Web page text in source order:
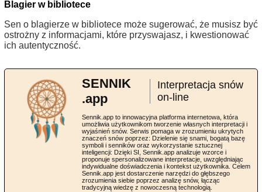
Blagier w bibliotece
Sen o blagierze w bibliotece może sugerować, że musisz być
ostrożny z informacjami, które przyswajasz, i kwestionować
ich autentyczność.
SENNIK
.app
Interpretacja snów
on-line
Sennik.app to innowacyjna platforma internetowa, która
umożliwia użytkownikom tworzenie własnych interpretacji i
wyjaśnień snów. Serwis pomaga w zrozumieniu ukrytych
znaczeń snów poprzez: Dzielenie się snami, bogatą bazę
symboli i senników oraz wykorzystanie sztucznej
inteligencji: Dzięki SI, Sennik.app analizuje wzorce i
proponuje spersonalizowane interpretacje, uwzględniając
indywidualne doświadczenia i kontekst użytkownika. Celem
Sennik.app jest dostarczenie narzędzi do głębszego
zrozumienia siebie poprzez analizę snów, łącząc
tradycyjną wiedzę z nowoczesną technologią.